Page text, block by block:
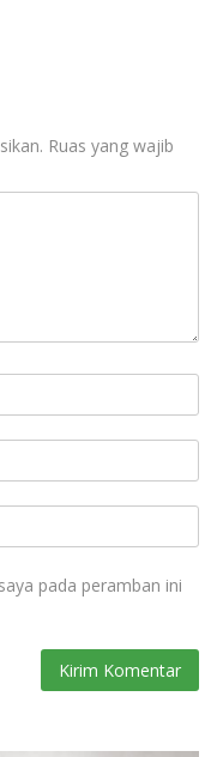
Ruas yang wajib
pada peramban ini